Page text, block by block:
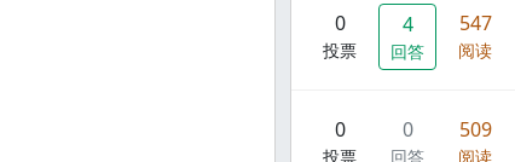
0
投票
4
回答
547
阅读
0
投票
0
回答
509
阅读